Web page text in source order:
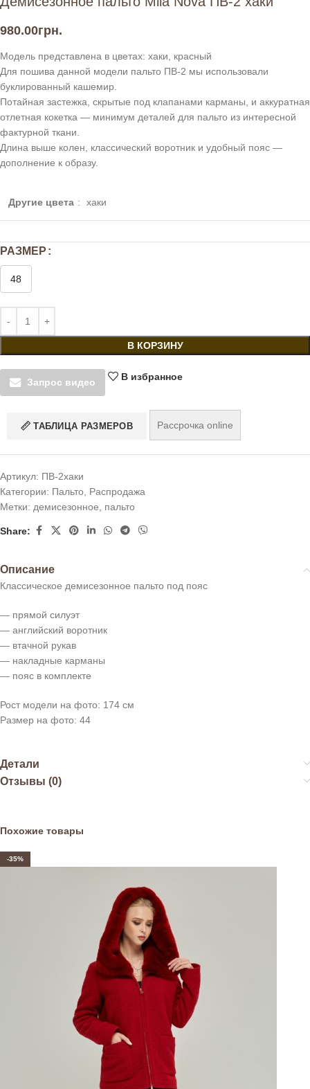
980.00грн.
Модель представлена в цветах: хаки, красный
Для пошива данной модели пальто ПВ-2 мы использовали
буклированный кашемир.
Потайная застежка, скрытые под клапанами карманы, и аккуратная
отлетная кокетка — минимум деталей для пальто из интересной
фактурной ткани.
Длина выше колен, классический воротник и удобный пояс —
дополнение к образу.
Другие цвета : хаки
РАЗМЕР
48
В КОРЗИНУ
Запрос видео
В избранное
ТАБЛИЦА РАЗМЕРОВ Рассрочка online
Артикул: ПВ-2хаки
Категории: Пальто, Распродажа
Метки: демисезонное, пальто
Share:
Описание
Классическое демисезонное пальто под пояс
— прямой силуэт
— английский воротник
— втачной рукав
— накладные карманы
— пояс в комплекте
Рост модели на фото: 174 см
Размер на фото: 44
Детали
Отзывы (0)
Похожие товары
-35%